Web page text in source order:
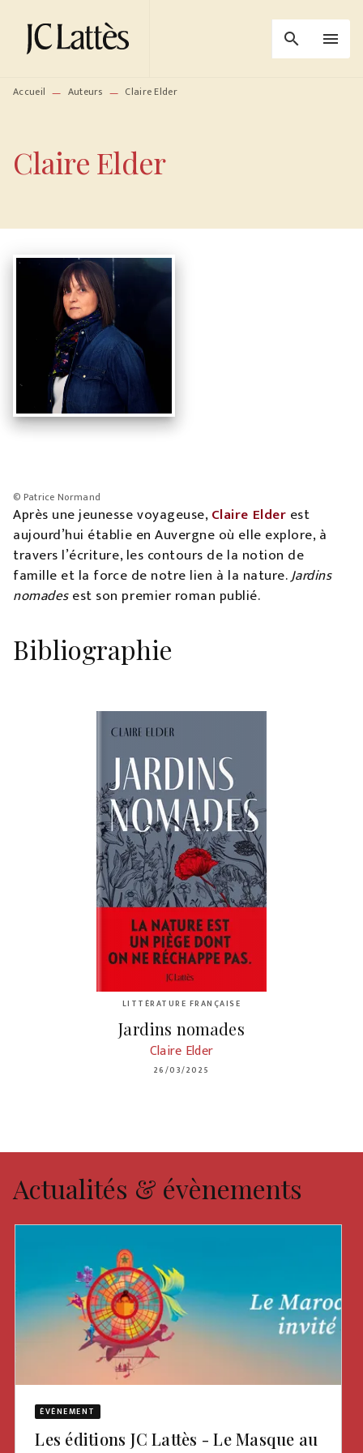
MENU RECHERCHE
PIED DE PAGE
search menu
Accueil — Auteurs — Claire Elder
Claire Elder
Après une jeunesse voyageuse,Claire Elder est
aujourd’hui établie en Auvergne où elle explore, à
travers l’écriture, les contours de la notion de
famille et la force de notre lien à la nature.Jardins
nomadesest son premier roman publié.
© Patrice Normand
Bibliographie
LITTÉRATURE FRANÇAISE
Jardins nomades
Claire Elder
26/03/2025
Actualités & évènements
ÉVÈNEMENT
Les éditions JC Lattès - Le Masque au